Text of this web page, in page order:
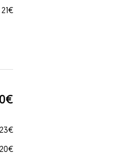
21€
23€
20€